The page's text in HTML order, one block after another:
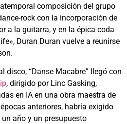
composición del grupo
rock con la incorporación de
a la guitarra, y en la épica coda
Duran Duran vuelve a reunirse
disco, “Danse Macabre” llegó con
, dirigido por Linc Gasking,
en IA en una obra maestra de
anteriores, habría exigido
año y un presupuesto